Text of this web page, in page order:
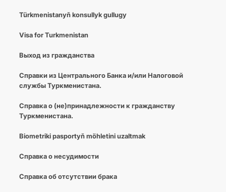
Türkmenistanyň konsullyk gullugy
Visa for Turkmenistan
Выход из гражданства
Справки из Центрального Банка и/или Налоговой
службы Туркменистана.
Справка о (не)принадлежности к гражданству
Туркменистана.
Biometriki pasportyň möhletini uzaltmak
Справка о несудимости
Справка об отсутствии брака